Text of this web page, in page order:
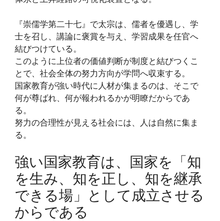
『崇儒学第二十七』で太宗は、儒者を優遇し、学
士を召し、講論に褒賞を与え、学習成果を任官へ
結びつけている。
このように上位者の価値判断が制度と結びつくこ
とで、社会全体の努力方向が学問へ収束する。
国家教育が強い時代に人材が集まるのは、そこで
何が尊ばれ、何が報われるかが明瞭だからであ
る。
努力の合理性が見える社会には、人は自然に集ま
る。
強い国家教育は、国家を「知
を生み、知を正し、知を継承
できる場」として成立させる
からである